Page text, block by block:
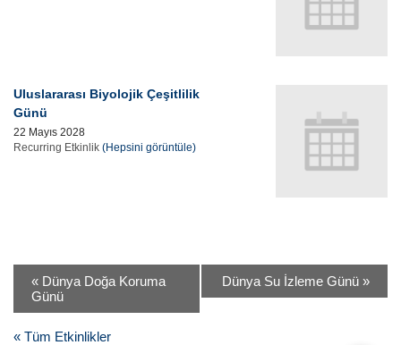
Uluslararası Biyolojik Çeşitlilik
Günü
22 Mayıs 2028
Recurring Etkinlik (Hepsini görüntüle)
« Dünya Doğa Koruma
Günü
Dünya Su İzleme Günü »
« Tüm Etkinlikler